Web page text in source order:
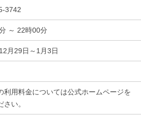
3742
～ 22時00分
月29日～1月3日
利用料金については公式ホームページを
さい。